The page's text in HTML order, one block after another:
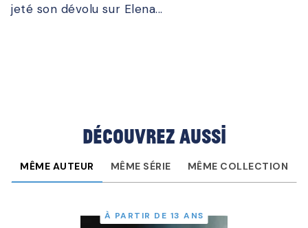
jeté son dévolu sur Elena...
Découvrez aussi
MÊME AUTEUR MÊME SÉRIE MÊME COLLECTION
À PARTIR DE 13 ANS